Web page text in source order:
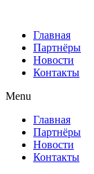
Главная
Партнёры
Новости
Контакты
Menu
Главная
Партнёры
Новости
Контакты